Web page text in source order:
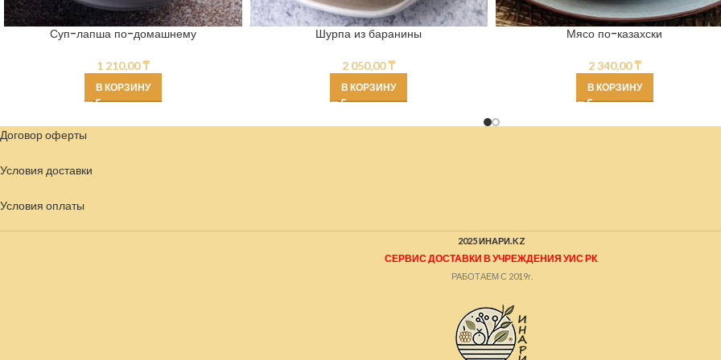
Суп-лапша по-домашнему
1 210,00₸
В КОРЗИНУ
Шурпа из баранины
2 050,00₸
В КОРЗИНУ
Мясо по-казахски
2 340,00₸
В КОРЗИНУ
Договор оферты
Условия доставки
Условия оплаты
2025 ИНАРИ.KZ
СЕРВИС ДОСТАВКИ В УЧРЕЖДЕНИЯ УИС РК
РАБОТАЕМ С 2019г.